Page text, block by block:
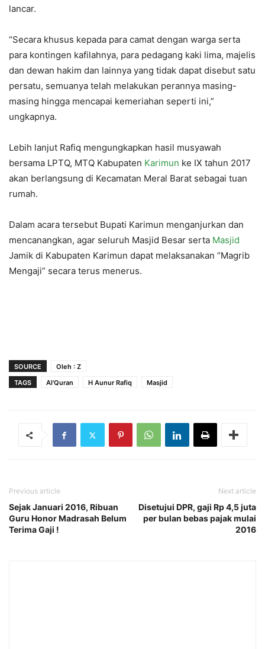
lancar.
“Secara khusus kepada para camat dengan warga serta
para kontingen kafilahnya, para pedagang kaki lima, majelis
dan dewan hakim dan lainnya yang tidak dapat disebut satu
persatu, semuanya telah melakukan perannya masing-
masing hingga mencapai kemeriahan seperti ini,”
ungkapnya.
Lebih lanjut Rafiq mengungkapkan hasil musyawah
bersama LPTQ, MTQ Kabupaten Karimun ke IX tahun 2017
akan berlangsung di Kecamatan Meral Barat sebagai tuan
rumah.
Dalam acara tersebut Bupati Karimun menganjurkan dan
mencanangkan, agar seluruh Masjid Besar serta Masjid
Jamik di Kabupaten Karimun dapat melaksanakan “Magrib
Mengaji” secara terus menerus.
SOURCE
Oleh : Z
TAGS
Al'Quran H Aunur Rafiq Masjid
Previous article
Sejak Januari 2016, Ribuan
Guru Honor Madrasah Belum
Terima Gaji !
Next article
Disetujui DPR, gaji Rp 4,5 juta
per bulan bebas pajak mulai
2016